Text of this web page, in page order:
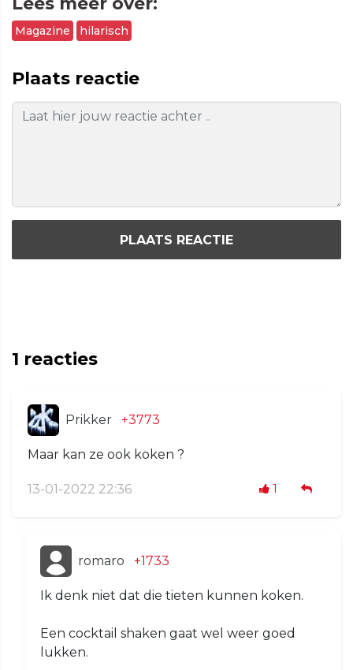
Magazine hilarisch
Plaats reactie
PLAATS REACTIE
1 reacties
Prikker +3773
Maar kan ze ook koken ?
13-01-2022 22:36 1
romaro +1733
Ik denk niet dat die tieten kunnen koken.
Een cocktail shaken gaat wel weer goed
lukken.